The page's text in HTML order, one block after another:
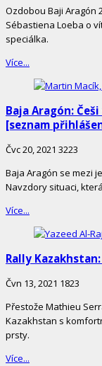
Ozdobou Baji Aragón
Sébastiena Loeba o
speciálka.
Více...
Baja Aragón:
[seznam
Čvc 20, 2021 3223
Baja Aragón se mezi
Navzdory situaci,
Více...
Rally
Čvn 13, 2021 1823
Přestože Mathieu
Kazakhstan s
prsty.
Více...